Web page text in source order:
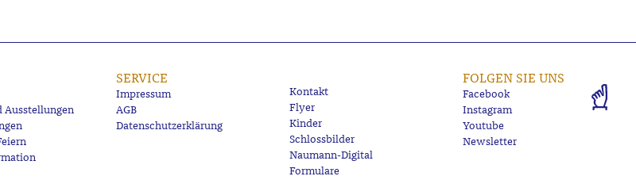
Ausstellungen
SERVICE
Impressum
AGB
Datenschutzerklärung
Kontakt
Flyer
Kinder
Schlossbilder
Naumann-Digital
Formulare
FOLGEN SIE UNS
Facebook
Instagram
Youtube
Newsletter